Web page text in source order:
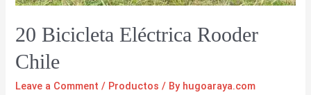
20 Bicicleta Eléctrica Rooder
Chile
Leave a Comment / Productos / By hugoaraya.com